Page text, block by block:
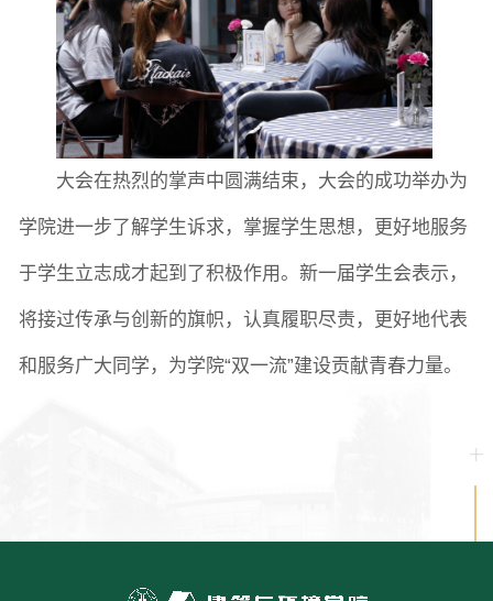
大会在热烈的掌声中圆满结束，大会的成功举办为
学院进一步了解学生诉求，掌握学生思想，更好地服务
于学生立志成才起到了积极作用。新一届学生会表示，
将接过传承与创新的旗帜，认真履职尽责，更好地代表
和服务广大同学，为学院“双一流”建设贡献青春力量。